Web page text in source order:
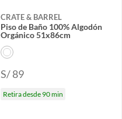
CRATE & BARREL
Piso de Baño 100% Algodón
Orgánico 51x86cm
S/ 89
Retira desde 90 min